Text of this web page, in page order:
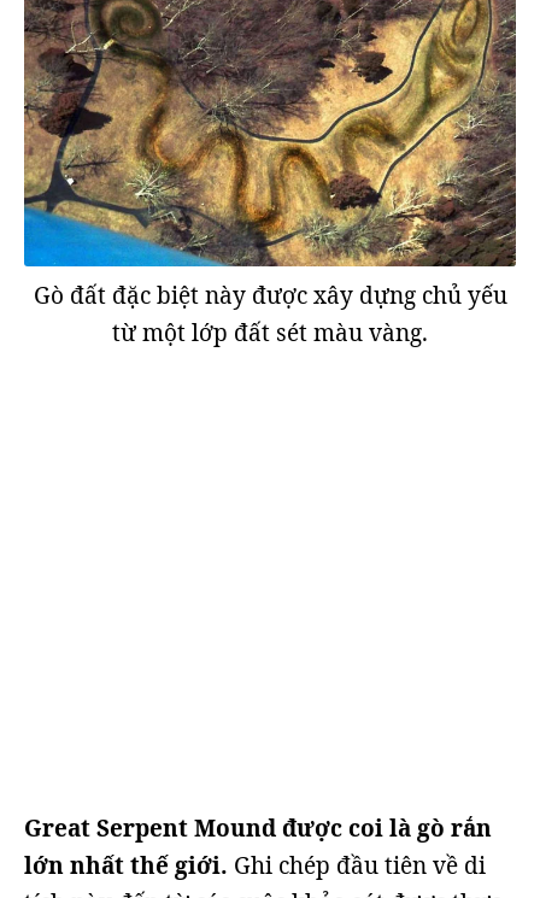
Gò đất đặc biệt này được xây dựng chủ yếu
từ một lớp đất sét màu vàng.
Great Serpent Mound được coi là gò rắn
lớn nhất thế giới. Ghi chép đầu tiên về di